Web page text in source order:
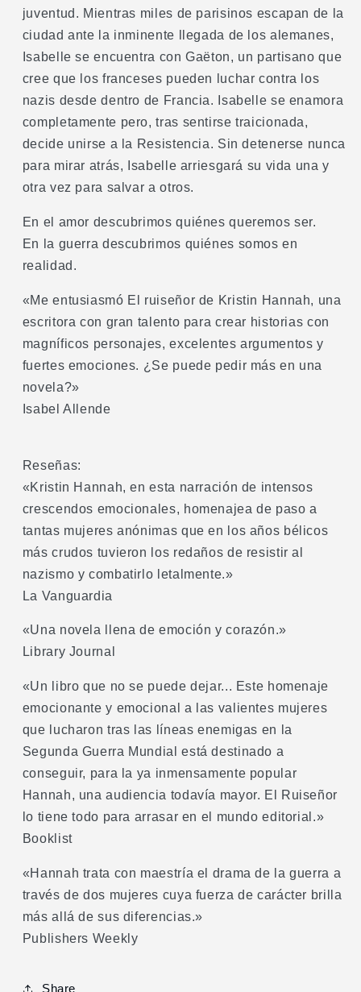
juventud. Mientras miles de parisinos escapan de la
ciudad ante la inminente llegada de los alemanes,
Isabelle se encuentra con Gaëton, un partisano que
cree que los franceses pueden luchar contra los
nazis desde dentro de Francia. Isabelle se enamora
completamente pero, tras sentirse traicionada,
decide unirse a la Resistencia. Sin detenerse nunca
para mirar atrás, Isabelle arriesgará su vida una y
otra vez para salvar a otros.
En el amor descubrimos quiénes queremos ser.
En la guerra descubrimos quiénes somos en
realidad.
«Me entusiasmó El ruiseñor de Kristin Hannah, una
escritora con gran talento para crear historias con
magníficos personajes, excelentes argumentos y
fuertes emociones. ¿Se puede pedir más en una
novela?»
Isabel Allende
Reseñas:
«Kristin Hannah, en esta narración de intensos
crescendos emocionales, homenajea de paso a
tantas mujeres anónimas que en los años bélicos
más crudos tuvieron los redaños de resistir al
nazismo y combatirlo letalmente.»
La Vanguardia
«Una novela llena de emoción y corazón.»
Library Journal
«Un libro que no se puede dejar... Este homenaje
emocionante y emocional a las valientes mujeres
que lucharon tras las líneas enemigas en la
Segunda Guerra Mundial está destinado a
conseguir, para la ya inmensamente popular
Hannah, una audiencia todavía mayor. El Ruiseñor
lo tiene todo para arrasar en el mundo editorial.»
Booklist
«Hannah trata con maestría el drama de la guerra a
través de dos mujeres cuya fuerza de carácter brilla
más allá de sus diferencias.»
Publishers Weekly
Share